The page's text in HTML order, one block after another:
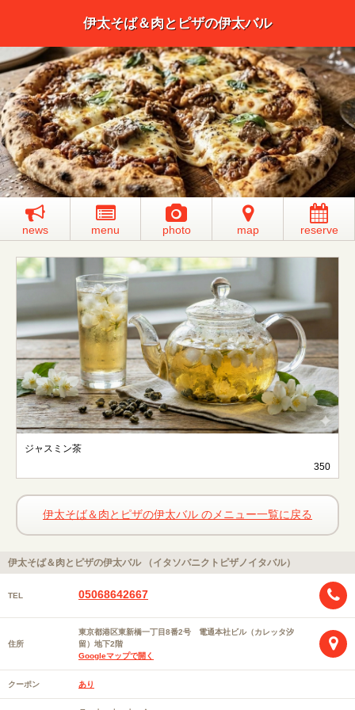
伊太そば＆肉とピザの伊太バル
news menu photo map reserve
ジャスミン茶
350
伊太そば＆肉とピザの伊太バル のメニュー一覧に戻る
伊太そば＆肉とピザの伊太バル （イタソバニクトピザノイタバル）
TEL 05068642667
住所
東京都港区東新橋一丁目8番2号 電通本社ビル（カレッタ汐
留）地下2階
Googleマップで開く
クーポン あり